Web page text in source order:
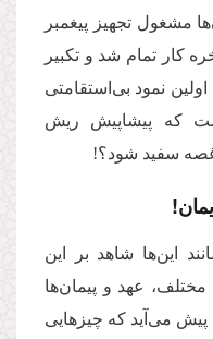
مشغول تجهیز پیغمبر
کار تمام شد و تکبیر
نمود بی‌استقامتی
که پیشاپیش ریش
سفید شود؟!
این‌ها شاهد بر این
عهد و پیمان‌ها
می‌آید که چیزهایی